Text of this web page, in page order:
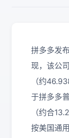
拼多多发
现，该公
（约
于拼多多
（约合
按美国通